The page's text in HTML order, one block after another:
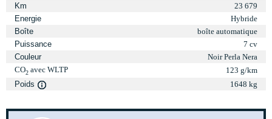
Km
23 679
Energie
Hybride
Boîte
boîte automatique
Puissance
7 cv
Couleur
Noir Perla Nera
CO2 avec WLTP
123 g/km
Poids
1648 kg